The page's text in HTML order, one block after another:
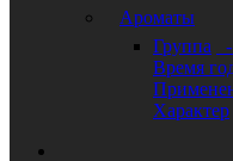
Ароматы
Группа
Время
Характер